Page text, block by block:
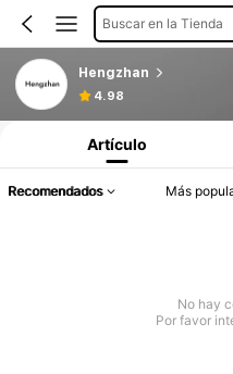
Buscar en la Tienda
Hengzhan
4.98
Artículo
Recomendados Más
No hay
Por favor